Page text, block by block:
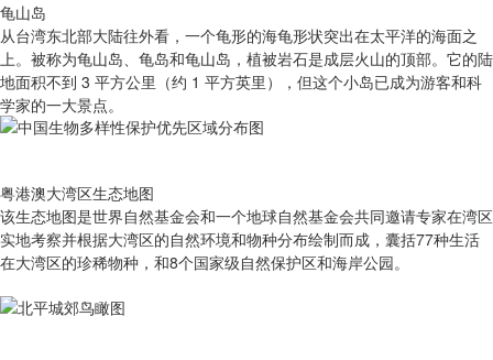
龟山岛
从台湾东北部大陆往外看，一个龟形的海龟形状突出在太平洋的海面之
上。被称为龟山岛、龟岛和龟山岛，植被岩石是成层火山的顶部。它的陆
地面积不到 3 平方公里（约 1 平方英里），但这个小岛已成为游客和科
学家的一大景点。
粤港澳大湾区生态地图
该生态地图是世界自然基金会和一个地球自然基金会共同邀请专家在湾区
实地考察并根据大湾区的自然环境和物种分布绘制而成，囊括77种生活
在大湾区的珍稀物种，和8个国家级自然保护区和海岸公园。